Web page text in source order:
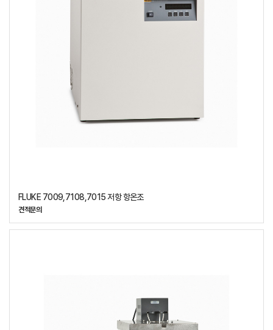
FLUKE 7009,7108,7015 저항 항온조
견적문의